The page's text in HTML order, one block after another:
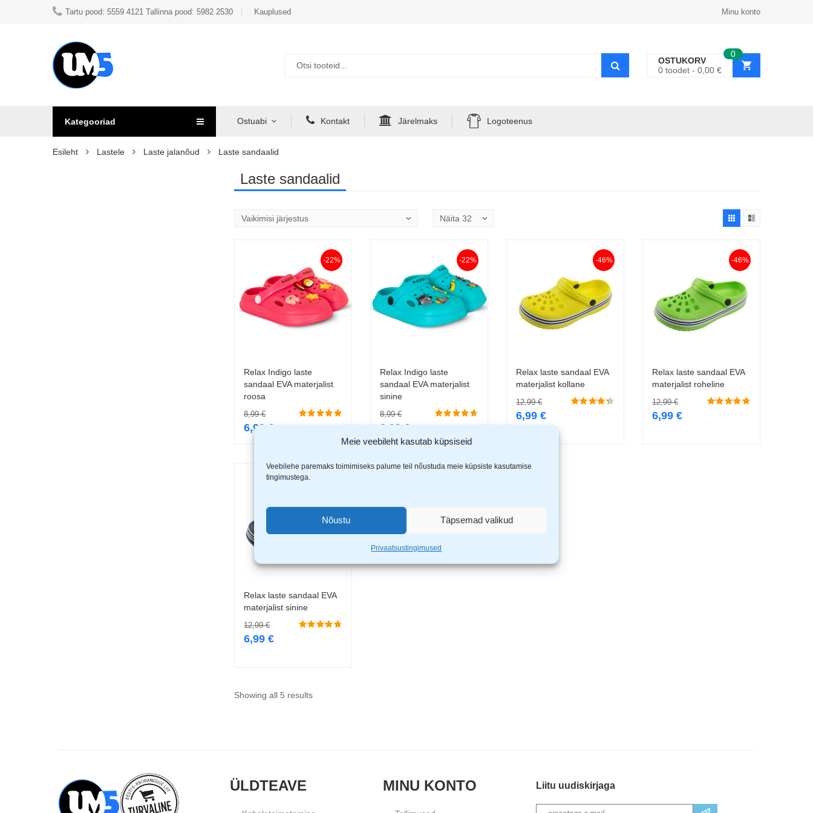
Meie veebileht kasutab küpsiseid
Veebilehe paremaks toimimiseks palume teil nõustuda meie küpsiste kasutamise
tingimustega.
Nõustu Täpsemad valikud
Privaatsustingimused
Tartu pood: 5559 4121 Tallinna pood: 5982 2530 Kauplused Minu konto
0
OSTUKORV
0 toodet 0,00 €
Kategooriad Ostuabi Kontakt Järelmaks Logoteenus
Esileht Lastele Laste jalanõud Laste sandaalid
Laste sandaalid
-22%
Vali
Relax Indigo laste
sandaal EVA materjalist
roosa
8,99€
6,99 €
-22%
Vali
Relax Indigo laste
sandaal EVA materjalist
sinine
8,99€
6,99 €
-46%
Vali
Relax laste sandaal EVA
materjalist kollane
12,99€
6,99 €
-46%
Vali
Relax laste sandaal EVA
materjalist roheline
12,99€
6,99 €
Vali
Relax laste sandaal EVA
materjalist sinine
12,99€
6,99 €
Showing all 5 results
ÜLDTEAVE MINU KONTO Liitu uudiskirjaga